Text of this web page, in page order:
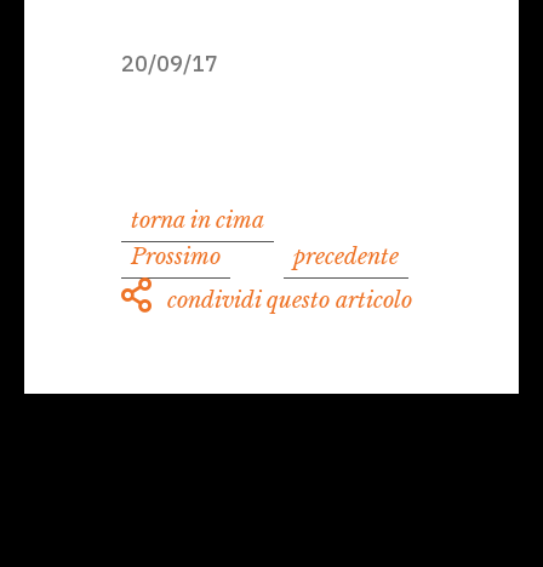
20/09/17
torna in cima
Prossimo
precedente
condividi questo articolo